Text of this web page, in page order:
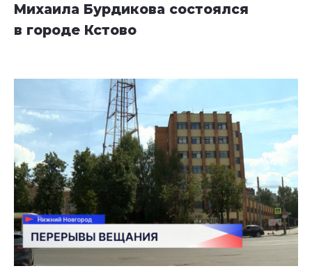
Михаила Бурдикова состоялся
в городе Кстово